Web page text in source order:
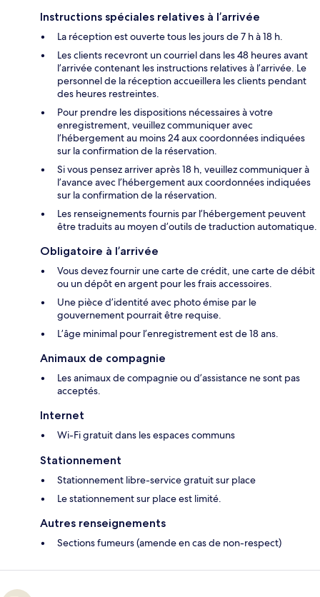
Instructions spéciales relatives à l’arrivée
La réception est ouverte tous les jours de 7 h à 18 h.
Les clients recevront un courriel dans les 48 heures avant
l’arrivée contenant les instructions relatives à l’arrivée. Le
personnel de la réception accueillera les clients pendant
des heures restreintes.
Pour prendre les dispositions nécessaires à votre
enregistrement, veuillez communiquer avec
l’hébergement au moins 24 aux coordonnées indiquées
sur la confirmation de la réservation.
Si vous pensez arriver après 18 h, veuillez communiquer à
l’avance avec l’hébergement aux coordonnées indiquées
sur la confirmation de la réservation.
Les renseignements fournis par l’hébergement peuvent
être traduits au moyen d’outils de traduction automatique.
Obligatoire à l’arrivée
Vous devez fournir une carte de crédit, une carte de débit
ou un dépôt en argent pour les frais accessoires.
Une pièce d’identité avec photo émise par le
gouvernement pourrait être requise.
L’âge minimal pour l’enregistrement est de 18 ans.
Animaux de compagnie
Les animaux de compagnie ou d’assistance ne sont pas
acceptés.
Internet
Wi-Fi gratuit dans les espaces communs
Stationnement
Stationnement libre-service gratuit sur place
Le stationnement sur place est limité.
Autres renseignements
Sections fumeurs (amende en cas de non-respect)